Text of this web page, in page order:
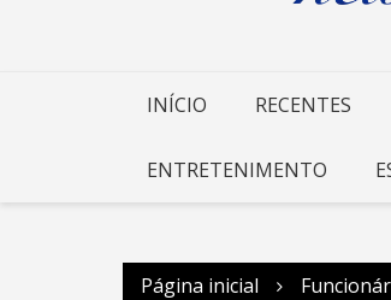
INÍCIO RECENTES
ENTRETENIMENTO
Página inicial